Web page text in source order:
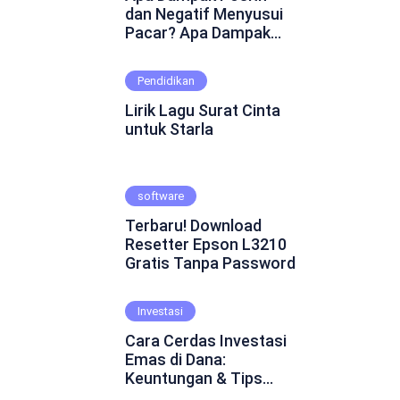
dan Negatif Menyusui
Pacar? Apa Dampak
Menyusui Pacar?
Mungkin ini adalah
pertanyaan yang
muncul dalam
fenomena yang cukup
kontroversial dalam
hubungan asmara.
Beberapa orang
percaya bahwa
menyusui pacar dapat
emosional dan
menghadirkan
keintiman yang lebih
dalam. Namun, ada juga
yang skeptis dan
Pendidikan
Lirik Lagu Surat Cinta
untuk Starla
software
Terbaru! Download
Resetter Epson L3210
Gratis Tanpa Password
Investasi
Cara Cerdas Investasi
Emas di Dana:
Keuntungan & Tips